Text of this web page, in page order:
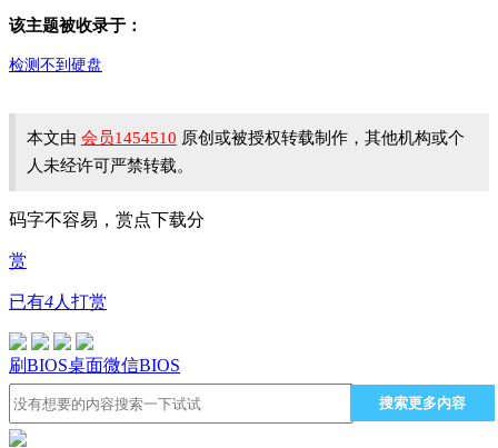
该主题被收录于：
检测不到硬盘
本文由 会员1454510 原创或被授权转载制作，其他机构或个
人未经许可严禁转载。
码字不容易，赏点下载分
赏
已有4人打赏
刷BIOS桌面微信BIOS
搜索更多内容